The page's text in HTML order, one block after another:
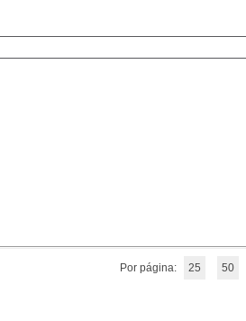
Por página: 25 50